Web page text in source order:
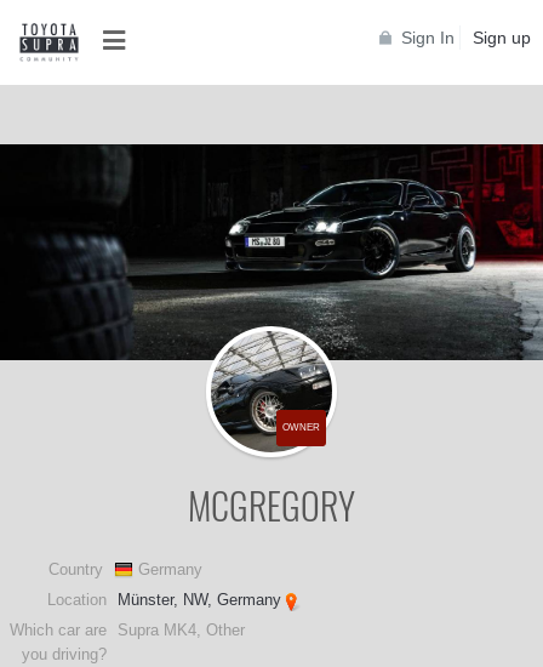
Sign In Sign up
OWNER
MCGREGORY
Country
Germany
Location
Münster, NW, Germany
Which car are
you driving?
Supra MK4, Other